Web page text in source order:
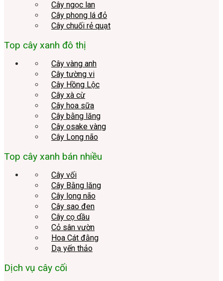
Cây ngọc lan
Cây phong lá đỏ
Cây chuối rẻ quạt
Top cây xanh đô thị
Cây vàng anh
Cây tường vi
Cây Hồng Lộc
Cây xà cừ
Cây hoa sữa
Cây bằng lăng
Cây osake vàng
Cây Long não
Top cây xanh bán nhiều
Cây vối
Cây Bằng lăng
Cây long não
Cây sao đen
Cây cọ dầu
Cỏ sân vườn
Hoa Cát đằng
Dạ yến thảo
Dịch vụ cây cối